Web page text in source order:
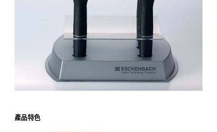
產品特色